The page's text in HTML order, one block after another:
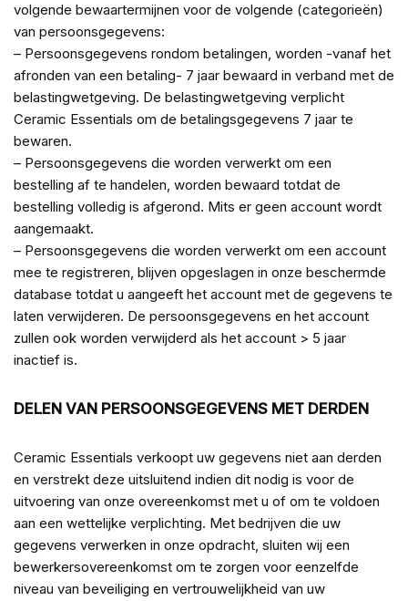
volgende bewaartermijnen voor de volgende (categorieën)
van persoonsgegevens:
– Persoonsgegevens rondom betalingen, worden -vanaf het
afronden van een betaling- 7 jaar bewaard in verband met de
belastingwetgeving. De belastingwetgeving verplicht
Ceramic Essentials om de betalingsgegevens 7 jaar te
bewaren.
– Persoonsgegevens die worden verwerkt om een
bestelling af te handelen, worden bewaard totdat de
bestelling volledig is afgerond. Mits er geen account wordt
aangemaakt.
– Persoonsgegevens die worden verwerkt om een account
mee te registreren, blijven opgeslagen in onze beschermde
database totdat u aangeeft het account met de gegevens te
laten verwijderen. De persoonsgegevens en het account
zullen ook worden verwijderd als het account > 5 jaar
inactief is.
DELEN VAN PERSOONSGEGEVENS MET DERDEN
Ceramic Essentials verkoopt uw gegevens niet aan derden
en verstrekt deze uitsluitend indien dit nodig is voor de
uitvoering van onze overeenkomst met u of om te voldoen
aan een wettelijke verplichting. Met bedrijven die uw
gegevens verwerken in onze opdracht, sluiten wij een
bewerkersovereenkomst om te zorgen voor eenzelfde
niveau van beveiliging en vertrouwelijkheid van uw